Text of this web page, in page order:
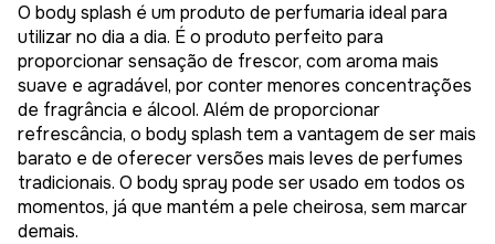
O body splash é um produto de perfumaria ideal para
utilizar no dia a dia. É o produto perfeito para
proporcionar sensação de frescor, com aroma mais
suave e agradável, por conter menores concentrações
de fragrância e álcool. Além de proporcionar
refrescância, o body splash tem a vantagem de ser mais
barato e de oferecer versões mais leves de perfumes
tradicionais. O body spray pode ser usado em todos os
momentos, já que mantém a pele cheirosa, sem marcar
demais.